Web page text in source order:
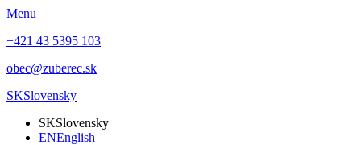
Menu
+421 43 5395 103
obec@zuberec.sk
SKSlovensky
SKSlovensky
ENEnglish